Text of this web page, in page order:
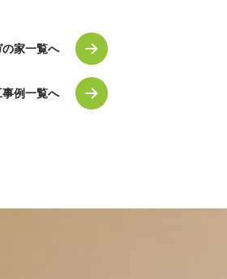
の家一覧へ
例一覧へ